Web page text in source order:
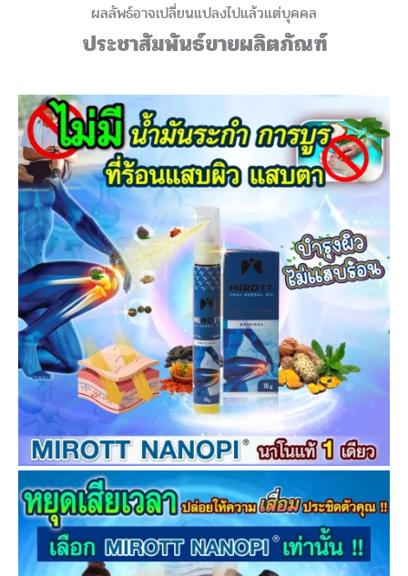
ผลลัพธ์อาจเปลี่ยนแปลงไปแล้วแต่บุคคล
ประชาสัมพันธ์ขายผลิตภัณฑ์